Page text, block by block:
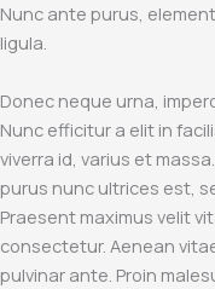
Nunc ante purus,
ligula.
Donec neque urna,
Nunc efficitur a elit in
viverra id, varius et
purus nunc ultrices est,
Praesent maximus velit
consectetur. Aenean
pulvinar ante. Proin